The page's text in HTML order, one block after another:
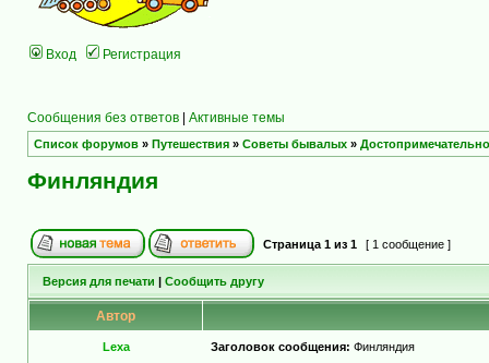
Вход Регистрация
Сообщения без ответов | Активные темы
Список форумов » Путешествия » Советы бывалых »
Финляндия
Страница 1 из 1 [ 1 сообщение ]
Версия для печати | Сообщить другу
Автор
Lexa Заголовок сообщения: Финляндия